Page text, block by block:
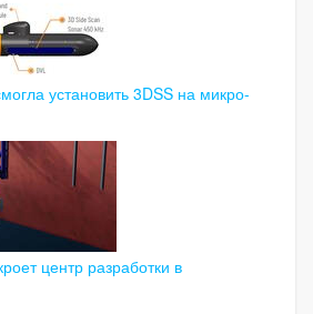
установить 3DSS на микро-
центр разработки в